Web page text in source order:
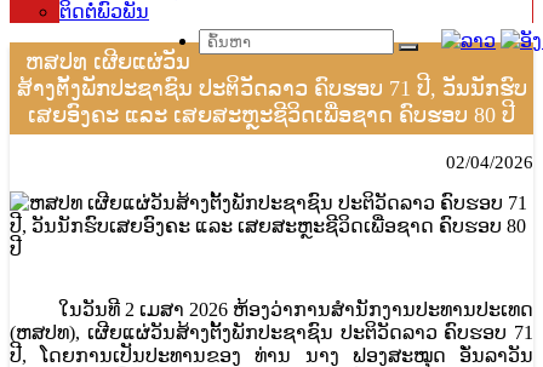
ຕິດຕໍ່ພົວພັນ
ຫສປທ ເຜີຍແຜ່ວັນ
ສ້າງຕັ້ງພັກປະຊາຊົນ ປະຕິວັດລາວ ຄົບຮອບ 71 ປີ, ວັນນັກຮົບ
ເສຍອົງຄະ ແລະ ເສຍສະຫຼະຊີວິດເພື່ອຊາດ ຄົບຮອບ 80 ປີ
02/04/2026
ໃນວັນທີ 2 ເມສາ 2026 ຫ້ອງວ່າການສໍານັກງານປະທານປະເທດ
(ຫສປທ), ເຜີຍແຜ່ວັນສ້າງຕັ້ງພັກປະຊາຊົນ ປະຕິວັດລາວ ຄົບຮອບ 71
ປີ, ໂດຍການເປັນປະທານຂອງ ທ່ານ ນາງ ຟອງສະໝຸດ ອັ່ນລາວັນ